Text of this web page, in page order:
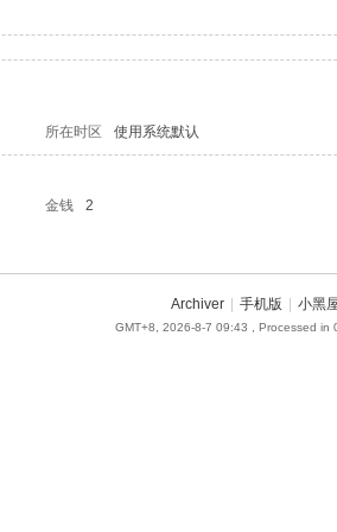
所在时区 使用系统默认
金钱 2
Archiver 手机版 小黑
GMT+8, 2026-8-7 09:43 , Processed in